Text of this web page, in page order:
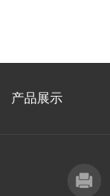
产品展示